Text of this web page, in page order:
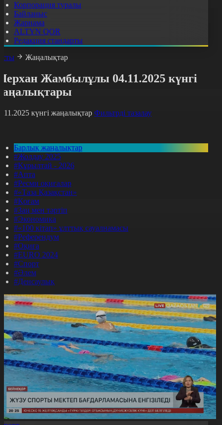
Корпорация туралы
Байланыс
Жарнама
ALTYN QOR
Редакция стандарты
Жаңалықтар
Жамбылұлы 04.11.2025 күнгі
күнгі жаңалықтар Фильтрді тазалау
Барлық жаңалықтар
#Жолдау 2025
#Құрылтай - 2026
#Апта
#Ресми оқиғалар
#«Таза Қазақстан»
#Қоғам
#Заң мен тәртіп
#Экономика
#«100 кітап» ұлттық сауалнамасы
#Референдум
#Оқиға
#EURO 2024
#Спорт
#Әлем
#Денсаулық